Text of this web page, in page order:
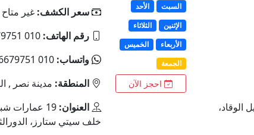
السبت
الأحد
الإثنين
الثلاثاء
الأربعاء
الخميس
الجمعة
احجز الآن
سعر الكشف: غير متاح
رقم الهاتف: 010 16679751
واتساب: 010 16679751
المنطقة: مدينة نصر ,
العنوان:
19 عمارات
خلف سيتي ستارز،